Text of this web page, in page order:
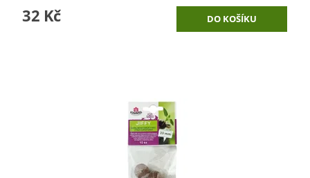
32 Kč